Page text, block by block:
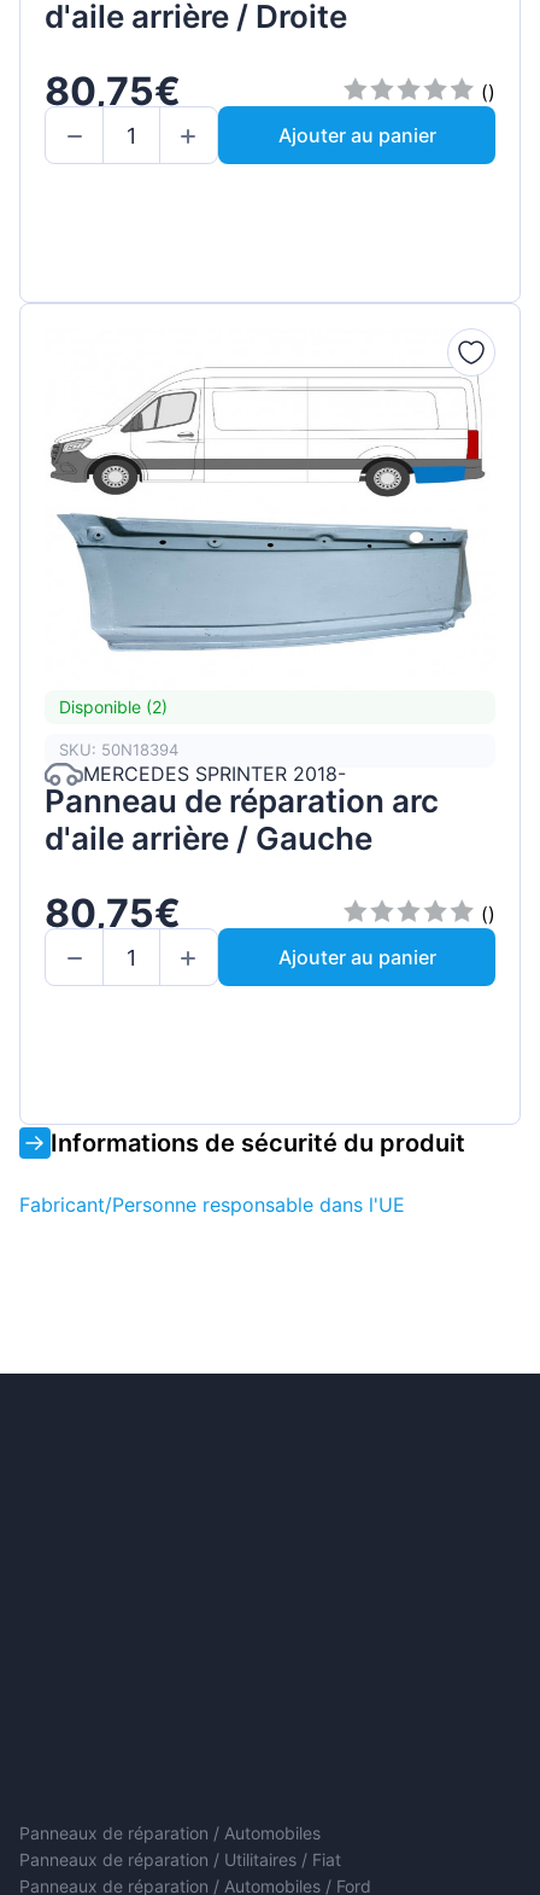
d'aile arrière / Droite
80,75€
()
Ajouter au panier
Disponible (2)
SKU: 50N18394
MERCEDES SPRINTER 2018-
Panneau de réparation arc
d'aile arrière / Gauche
80,75€
()
Ajouter au panier
Informations de sécurité du produit
Fabricant/Personne responsable dans l'UE
Panneaux de réparation / Automobiles
Panneaux de réparation / Utilitaires / Fiat
Panneaux de réparation / Automobiles / Ford